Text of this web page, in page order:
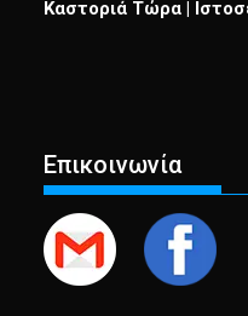
Καστοριά Τώρα |
Επικοινωνία